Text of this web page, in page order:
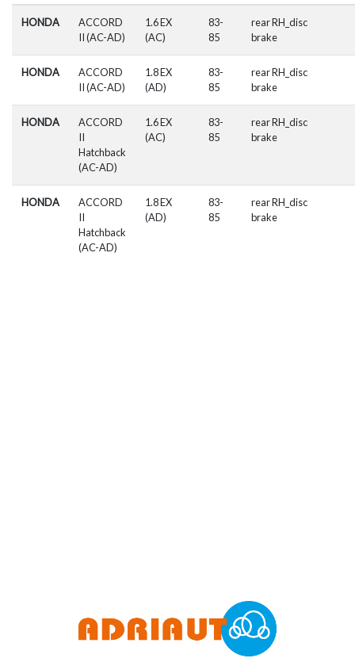
HONDA
ACCORD
II (AC-AD)
1.6 EX
(AC)
83-
85
rear RH_disc
brake
HONDA
ACCORD
II (AC-AD)
1.8 EX
(AD)
83-
85
rear RH_disc
brake
HONDA
ACCORD
II
Hatchback
(AC-AD)
1.6 EX
(AC)
83-
85
rear RH_disc
brake
HONDA
ACCORD
II
Hatchback
(AC-AD)
1.8 EX
(AD)
83-
85
rear RH_disc
brake